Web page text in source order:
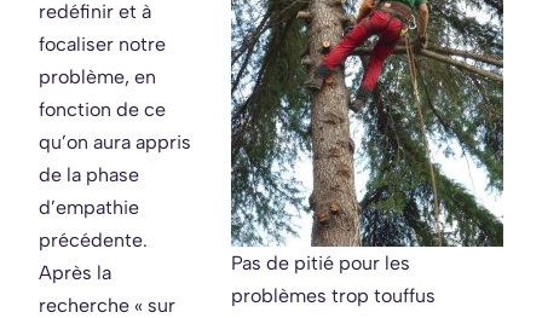
Pas de pitié pour les
problèmes trop touffus
redéfinir et à
focaliser notre
problème, en
fonction de ce
qu’on aura appris
de la phase
d’empathie
précédente.
Après la
recherche « sur